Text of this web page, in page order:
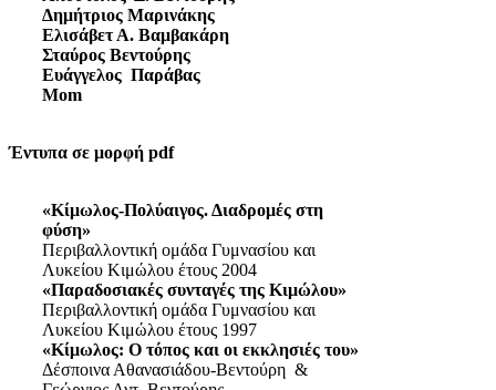
Δημήτριος Μαρινάκης
Ελισάβετ Α. Βαμβακάρη
Σταύρος Βεντούρης
Ευάγγελος Παράβας
Mom
Έντυπα σε μορφή pdf
«Κίμωλος-Πολύαιγος. Διαδρομές στη
φύση»
Περιβαλλοντική ομάδα Γυμνασίου και
Λυκείου Κιμώλου έτους 2004
«Παραδοσιακές συνταγές της Κιμώλου»
Περιβαλλοντική ομάδα Γυμνασίου και
Λυκείου Κιμώλου έτους 1997
«Κίμωλος: Ο τόπος και οι εκκλησιές του»
Δέσποινα Αθανασιάδου-Βεντούρη &